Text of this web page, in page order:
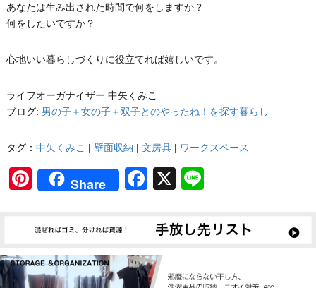
あなたは生み出された時間で何をしますか？
何をしたいですか？
心地いい暮らしづくりに役立てれば嬉しいです。
ライフオーガナイザー 中矢くみこ
ブログ: 男の子＋女の子＋双子とのやったね！を探す暮らし
タグ： 中矢くみこ | 壁面収納 | 文房具| ワークスペース
Pinterest
Share Facebook
X